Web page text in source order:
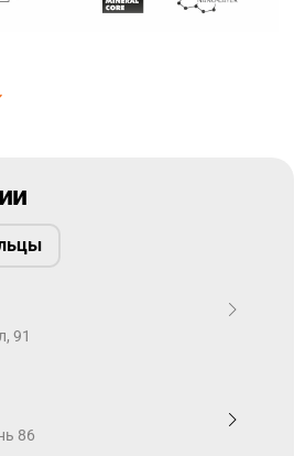
характеристики
напольных покрытий Arbiton
ищет в своем напольном
и уникальность, но и
выдерживать маленьких детей,
разливы и долгие часы танцев.
91
86